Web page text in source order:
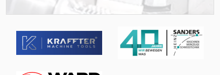
Ερπυστριοφόροι Γερανοί
Κατασκευών Και Κατεδαφίσεων